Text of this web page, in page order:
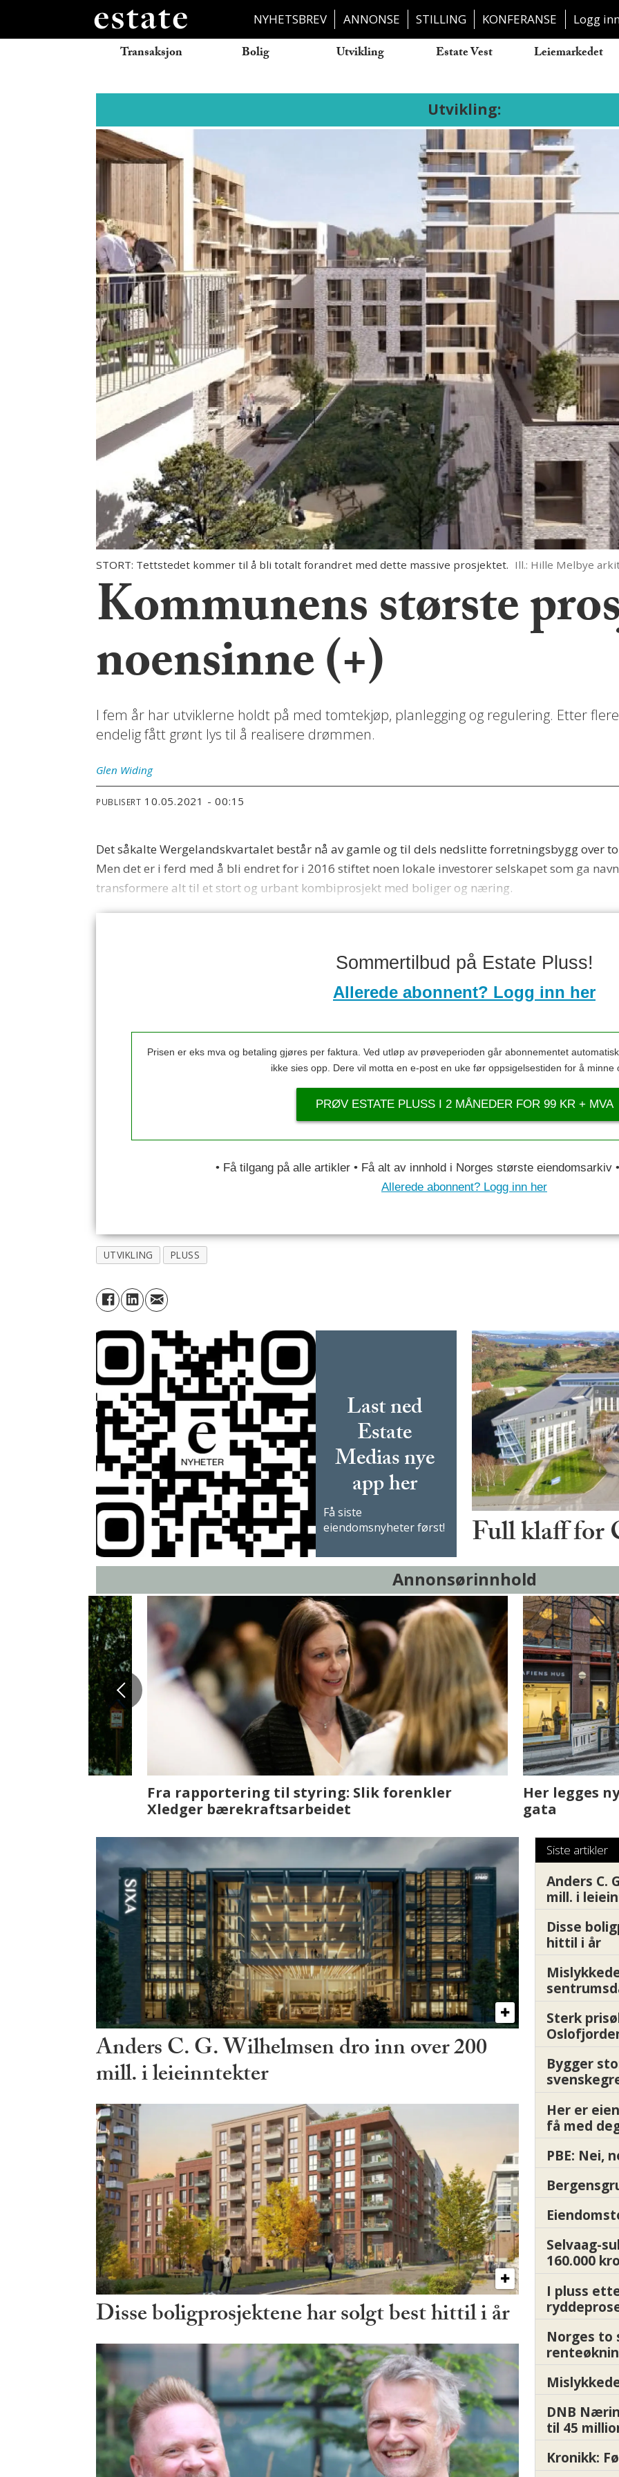
NYHETSBREV ANNONSE STILLING KONFERANSE Logg
Transaksjon Bolig Utvikling Estate Vest Leiemarkedet
Utvikling:
STORT: Tettstedet kommer til å bli totalt forandret med dette massive prosjektet. Ill.: Hille Melbye
Kommunens største
noensinne (+)
I fem år har utviklerne holdt på med tomtekjøp, planlegging og regulering. Etter
endelig fått grønt lys til å realisere drømmen.
Glen Widing
PUBLISERT 10.05.2021 - 00:15
Det såkalte Wergelandskvartalet består nå av gamle og til dels nedslitte forretningsbygg over
Men det er i ferd med å bli endret for i 2016 stiftet noen lokale investorer selskapet som ga
transformere alt til et stort og urbant kombiprosjekt med boliger og næring.
Sommertilbud på Estate Pluss!
Allerede abonnent? Logg inn her
Prisen er eks mva og betaling gjøres per faktura. Ved utløp av prøveperioden går abonnementet
ikke sies opp. Dere vil motta en e-post en uke før oppsigelsestiden for å minne
PRØV ESTATE PLUSS I 2 MÅNEDER FOR 99 KR + MVA
• Få tilgang på alle artikler • Få alt av innhold i Norges største eiendomsarkiv
Allerede abonnent? Logg inn her
UTVIKLING PLUSS
Last ned
Estate
Medias nye
app her
Få siste
eiendomsnyheter først!
Full klaff for
Annonsørinnhold
Fenistra endrer eiendomsbransjen med AI. Slik
ser vi på fremtiden
Det er i Drammen
Anders C. G. Wilhelmsen dro inn over 200
mill. i leieinntekter
Disse boligprosjektene har solgt best hittil i år
Siste artikler
Anders C.
mill. i
Disse
hittil i år
Sterk
Bygger
Her er
få med
PBE: Nei,
Selvaag-
160.000
I pluss
Norges to
DNB
til 45
Kronikk: